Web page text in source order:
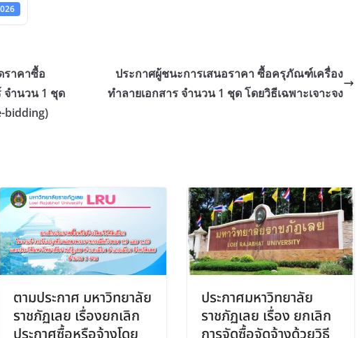
ราคาซื้อ
ำนวน 1 ชุด
bidding)
ประกาศผู้ชนะการเสนอราคา ซื้อครุภัณฑ์เครื่อง
ทำลายเอกสาร จำนวน 1 ชุด โดยวิธีเฉพาะเจาะจง
ตามประกาศ มหาวิทยาลัย
ราชภัฏเลย เรื่องยกเลิก
ประกาศมหาวิทยาลัย
ราชภัฏเลย เรื่อง ยกเลิก